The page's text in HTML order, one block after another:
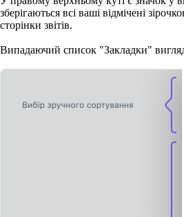
зберігаються всі ваші відмічені
сторінки звітів.
Випадаючий список "Закладки"